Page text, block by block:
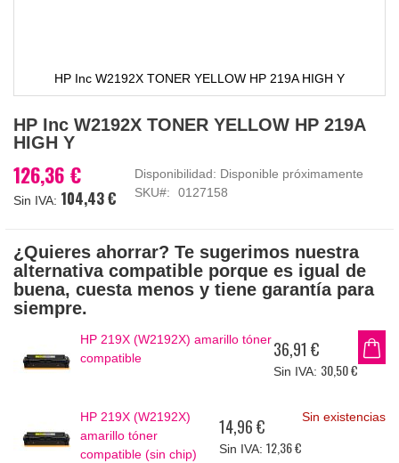
HP Inc W2192X TONER YELLOW HP 219A HIGH Y
al
comienzo
la
galería
HP Inc W2192X TONER YELLOW HP 219A
HIGH Y
126,36 €
104,43 €
Disponibilidad: Disponible próximamente
SKU
0127158
¿Quieres ahorrar? Te sugerimos nuestra
alternativa compatible porque es igual de
buena, cuesta menos y tiene garantía para
siempre.
HP 219X (W2192X) amarillo tóner
compatible
36,91 €
30,50 €
HP 219X (W2192X)
amarillo tóner
compatible (sin chip)
14,96 €
12,36 €
Sin existencias